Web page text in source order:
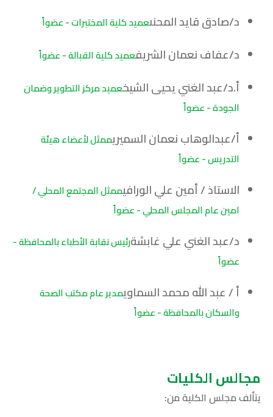
د/صادق قايد المحنىعميد كلية المختبرات - عضواً
د/عفاف نعمان الشريفعميد كلية القبالة - عضواً
أ.د/عبد الغني يحيى الشيخعميد مركز التطوير وضمان
الجودة - عضواً
أ/عبدالوهاب نعمان السميريممثل لأعضاء هيئة
التدريس - عضواً
الاستاذ / أمين علي الورافيممثل المجتمع المحلي /
امين عام المجلس المحلي - عضواً
د/عبد الغني علي غابشةرئيس نقابة الأطباء بالمحافظة -
عضواً
أ / عبد الله محمد السماويمدير عام مكتب الصحة
والسكان بالمحافظة - عضواً
مجالس الكليات
يتألف مجلس الكلية من: